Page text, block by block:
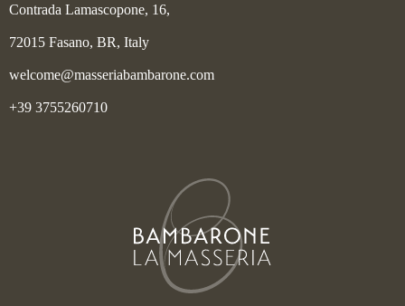
Contrada Lamascopone, 16,
72015 Fasano, BR, Italy
welcome@masseriabambarone.com
+39 3755260710